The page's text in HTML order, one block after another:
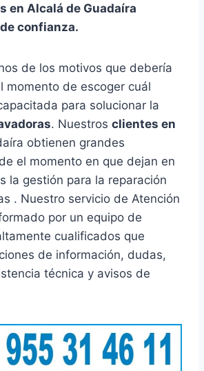
en Alcalá de Guadaíra
confianza.
de los motivos que debería
momento de escoger cuál
para solucionar la
. Nuestros clientes en
obtienen grandes
el momento en que dejan en
la gestión para la reparación
. Nuestro servicio de Atención
por un equipo de
cualificados que
de información, dudas,
técnica y avisos de